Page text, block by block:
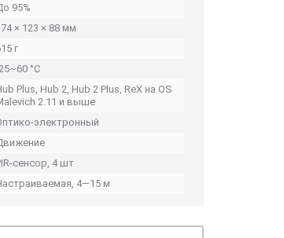
95%
× 123 × 88 мм
г
°C
Plus, Hub 2, Hub 2 Plus, ReX на OS
2.11 и выше
электронный
сенсор, 4 шт
4—15 м